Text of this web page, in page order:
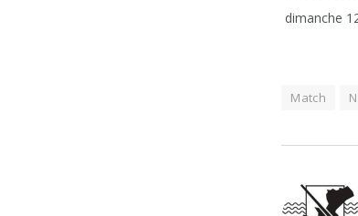
dimanche
Match